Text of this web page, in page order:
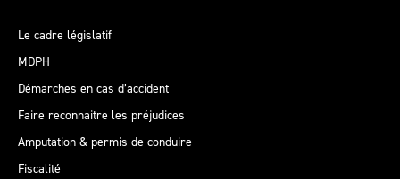
Le cadre législatif
MDPH
Démarches en cas d’accident
Faire reconnaitre les préjudices
Amputation & permis de conduire
Fiscalité